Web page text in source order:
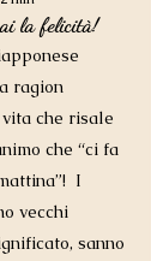
la felicità!
ragion
che risale
che “ci fa
I
vecchi
sanno